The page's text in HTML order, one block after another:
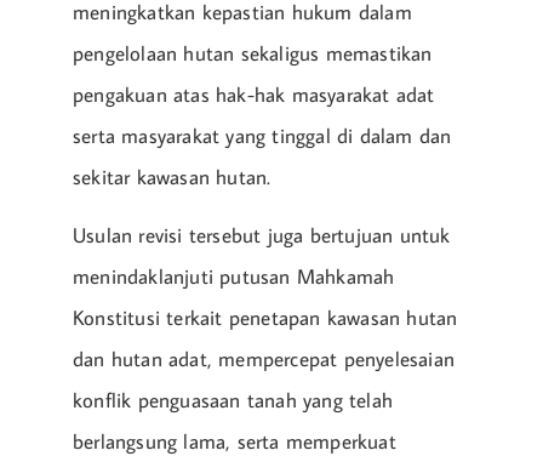
meningkatkan kepastian hukum dalam
pengelolaan hutan sekaligus memastikan
pengakuan atas hak-hak masyarakat adat
serta masyarakat yang tinggal di dalam dan
sekitar kawasan hutan.
Usulan revisi tersebut juga bertujuan untuk
menindaklanjuti putusan Mahkamah
Konstitusi terkait penetapan kawasan hutan
dan hutan adat, mempercepat penyelesaian
konflik penguasaan tanah yang telah
berlangsung lama, serta memperkuat